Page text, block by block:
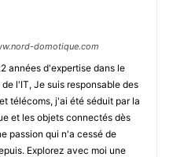
domotique.com
années d'expertise dans le
l'IT, Je suis responsable des
télécoms, j'ai été séduit par la
et les objets connectés dès
passion qui n'a cessé de
Explorez avec moi une